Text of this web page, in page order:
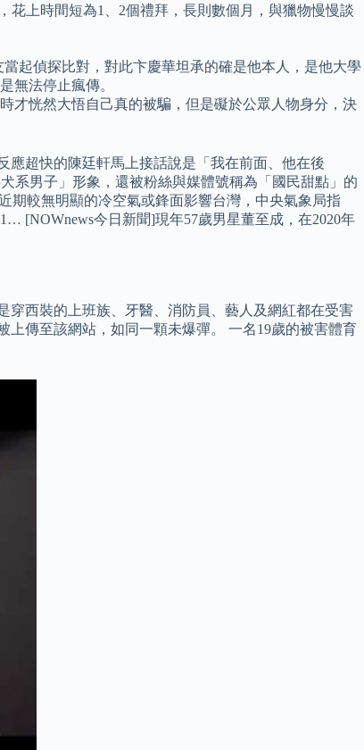
上時間短為1、2個禮拜，長則數個月，與獵物慢慢談
起偵探比對，對此卞慶華坦承的確是他本人，是他大學
無法停止瘋傳。
才恍然大悟自己真的被騙，但是礙於公眾人物身分，決
應超快的陳廷軒馬上接話說是「我在前面、他在後
系男子」形象，還被粉絲與媒體號稱為「國民甜點」的
期較無明顯的冷空氣或鋒面影響台灣，中央氣象局指
[NOWnews今日新聞]現年57歲男星董至成，在2020年
穿西裝的上班族、牙醫、消防員、藝人及網紅都在受害
傳至該網站，如同一顆未爆彈。 一名19歲的被害體育